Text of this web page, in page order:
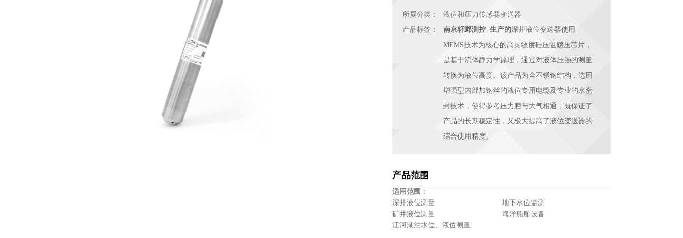
所属分类：
液位和压力传感器变送器
产品标签：
南京轩邺测控 生产的深井液位变送器使用
MEMS技术为核心的高灵敏度硅压阻感压芯片，
是基于流体静力学原理，通过对液体压强的测量
转换为液位高度。该产品为全不锈钢结构，选用
增强型内部加钢丝的液位专用电缆及专业的水密
封技术，使得参考压力腔与大气相通，既保证了
产品的长期稳定性，又极大提高了液位变送器的
综合使用精度。
产品范围
适用范围 ：
深井液位测量 地下水位监测
矿井液位测量 海洋船舶设备
江河湖泊水位、液位测量